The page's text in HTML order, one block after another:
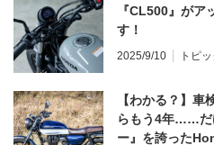
『CL500』がア
す！
2025/9/10 トピ
【わかる？】
らもう4年……だ
ー』を誇った